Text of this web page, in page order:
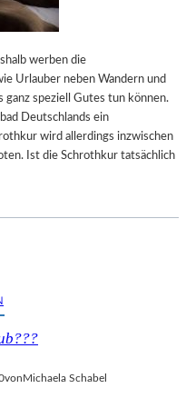
werben die
Urlauber neben Wandern und
speziell Gutes tun können.
Deutschlands ein
wird allerdings inzwischen
Ist die Schrothkur tatsächlich
vonMichaela Schabel